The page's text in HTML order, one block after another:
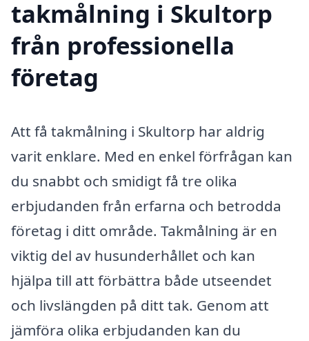
takmålning i Skultorp
från professionella
företag
Att få takmålning i Skultorp har aldrig
varit enklare. Med en enkel förfrågan kan
du snabbt och smidigt få tre olika
erbjudanden från erfarna och betrodda
företag i ditt område. Takmålning är en
viktig del av husunderhållet och kan
hjälpa till att förbättra både utseendet
och livslängden på ditt tak. Genom att
jämföra olika erbjudanden kan du